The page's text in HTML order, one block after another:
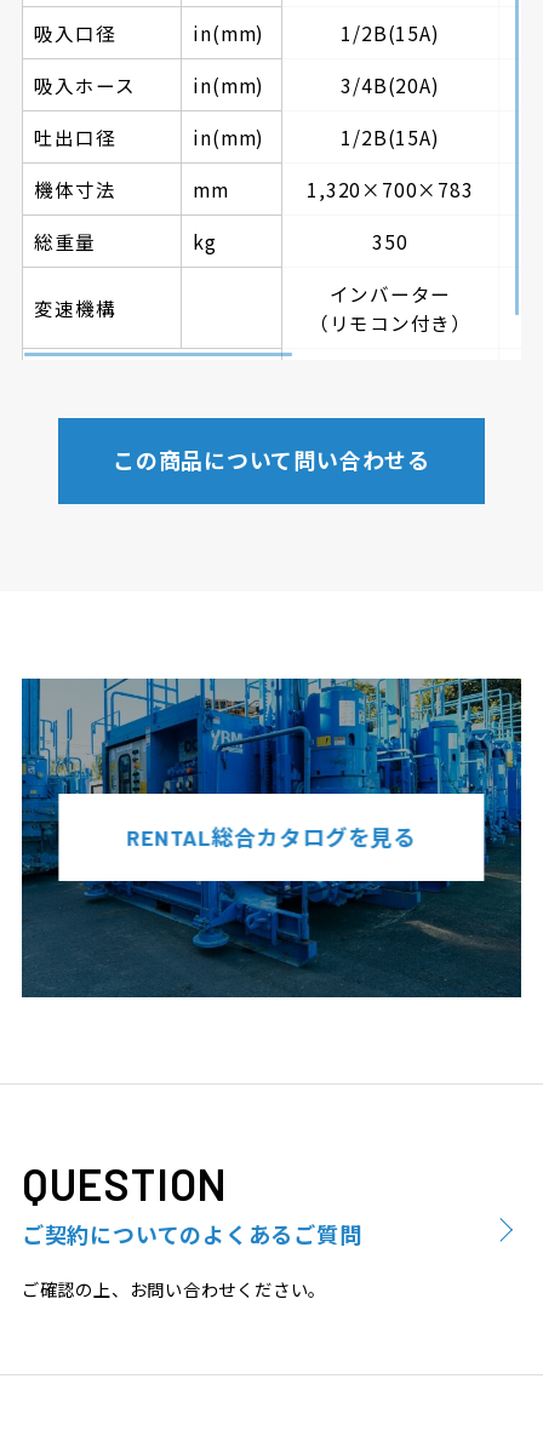
吸入口径
in(mm)
1/2B(15A)
吸入ホース
in(mm)
3/4B(20A)
吐出口径
in(mm)
1/2B(15A)
機体寸法
mm 1,320×700×783
総重量
kg 350
変速機構
インバーター
（リモコン付き）
この商品について問い合わせる
RENTAL総合カタログを見る
QUESTION
ご契約についてのよくあるご質問
ご確認の上、お問い合わせください。